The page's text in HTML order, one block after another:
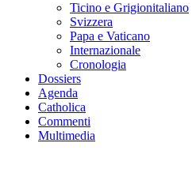
Ticino e Grigionitaliano
Svizzera
Papa e Vaticano
Internazionale
Cronologia
Dossiers
Agenda
Catholica
Commenti
Multimedia